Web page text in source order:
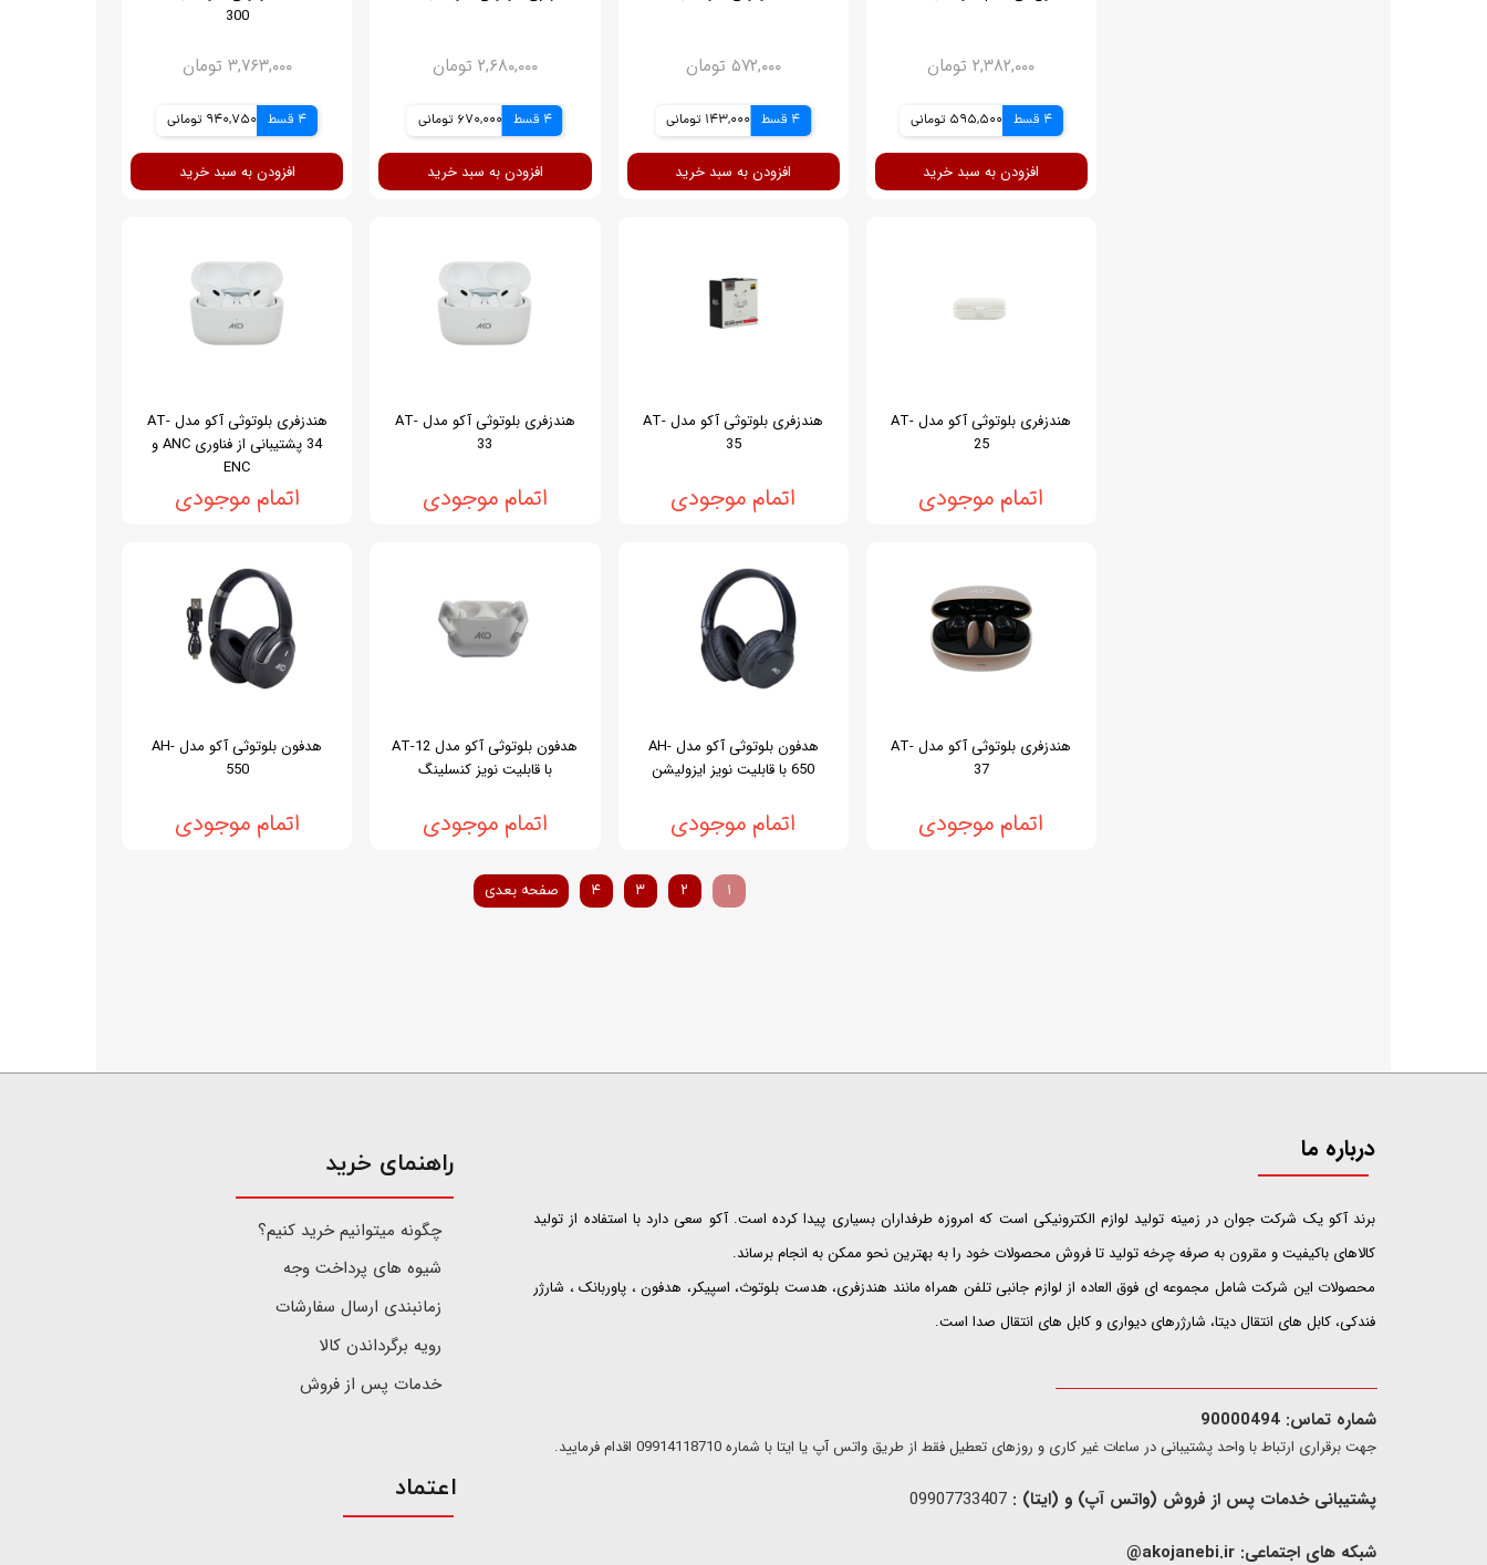
۲,۳۸۲,۰۰۰ تومان
4 قسط 595,500 تومانی
افزودن به سبد خرید
۵۷۲,۰۰۰ تومان
4 قسط 143,000 تومانی
افزودن به سبد خرید
۲,۶۸۰,۰۰۰ تومان
4 قسط 670,000 تومانی
افزودن به سبد خرید
300
۳,۷۶۳,۰۰۰ تومان
4 قسط 940,750 تومانی
افزودن به سبد خرید
هندزفری بلوتوثی آکو مدل AT-
25
اتمام موجودی
هندزفری بلوتوثی آکو مدل AT-
35
اتمام موجودی
هندزفری بلوتوثی آکو مدل AT-
33
اتمام موجودی
هندزفری بلوتوثی آکو مدل AT-
34 پشتیبانی از فناوری ANC و
ENC
اتمام موجودی
هندزفری بلوتوثی آکو مدل AT-
37
اتمام موجودی
هدفون بلوتوثی آکو مدل AH-
650 با قابلیت نویز ایزولیشن
اتمام موجودی
هدفون بلوتوثی آکو مدل AT-12
با قابلیت نویز کنسلینگ
اتمام موجودی
هدفون بلوتوثی آکو مدل AH-
550
اتمام موجودی
۱ ۲ ۳ ۴ صفحه بعدی
درباره ما
​​​​​​​برند آکو یک شرکت جوان در زمینه تولید لوازم الکترونیکی است که امروزه طرفداران بسیاری پیدا کرده است. آکو سعی دارد با استفاده از تولید
کالاهای باکیفیت و مقرون به صرفه چرخه تولید تا فروش محصولات خود را به بهترین نحو ممکن به انجام برساند.
محصولات این شرکت شامل مجموعه ای فوق العاده از لوازم جانبی تلفن همراه مانند هندزفری، هدست بلوتوث، اسپیکر، هدفون ، پاوربانک ، شارژر
فندکی، کابل های انتقال دیتا، شارژرهای دیواری و کابل های انتقال صدا است.
شماره تماس: 90000494
​​جهت برقراری ارتباط با واحد پشتیبانی در ساعات غیر کاری و روزهای تعطیل فقط از طریق واتس آپ یا ایتا با شماره 09914118710 اقدام فرمایید.
پشتیبانی خدمات پس از فروش (واتس آپ) و (ایتا) :
شبکه های اجتماعی: akojanebi.ir@
​راهنمای خرید
چگونه میتوانیم خرید کنیم؟
شیوه های پرداخت وجه
زمانبندی ارسال سفارشات
رویه برگرداندن کالا
خدمات پس از فروش
اعتماد